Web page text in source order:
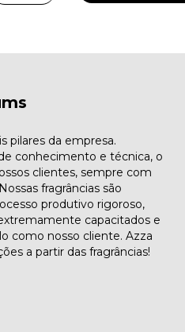
pilares da empresa.
conhecimento e técnica, o
clientes, sempre com
fragrâncias são
produtivo rigoroso,
capacitados e
como nosso cliente. Azza
a partir das fragrâncias!